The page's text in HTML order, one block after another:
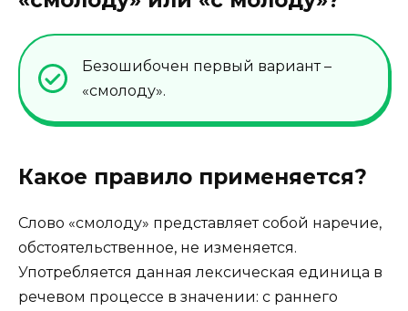
Безошибочен первый вариант –
«смолоду».
Какое правило применяется?
Слово «смолоду» представляет собой наречие,
обстоятельственное, не изменяется.
Употребляется данная лексическая единица в
речевом процессе в значении: с раннего